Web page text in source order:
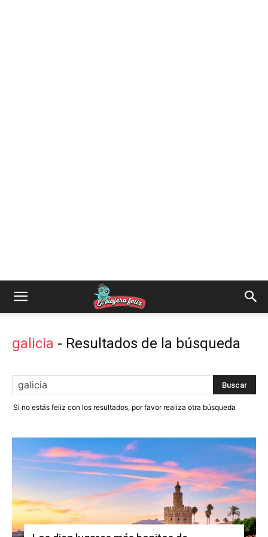
galicia - Resultados de la búsqueda
Si no estás feliz con los resultados, por favor realiza otra búsqueda